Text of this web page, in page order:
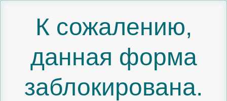
К сожалению,
данная форма
заблокирована.